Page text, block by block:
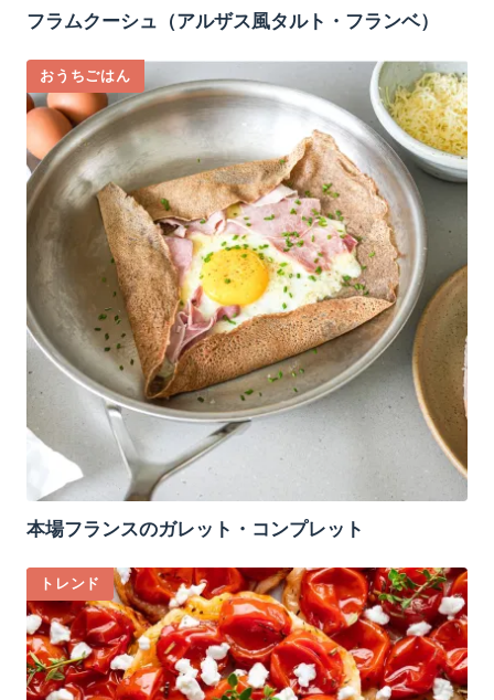
フラムクーシュ（アルザス風タルト・フランベ）
おうちごはん
本場フランスのガレット・コンプレット
トレンド